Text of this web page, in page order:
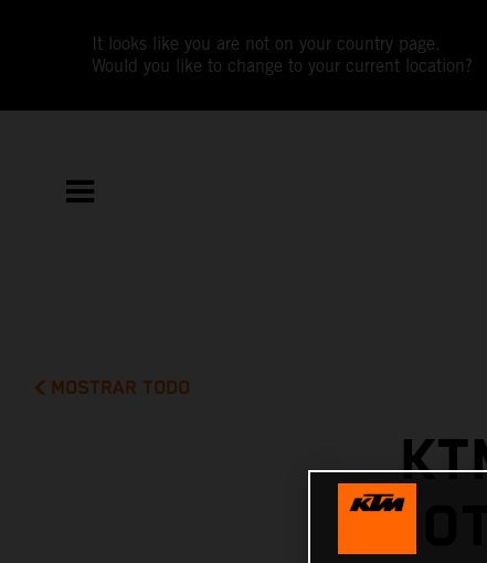
It looks like you are not on your country page.
Would you like to change to your current location?
MOSTRAR TODO